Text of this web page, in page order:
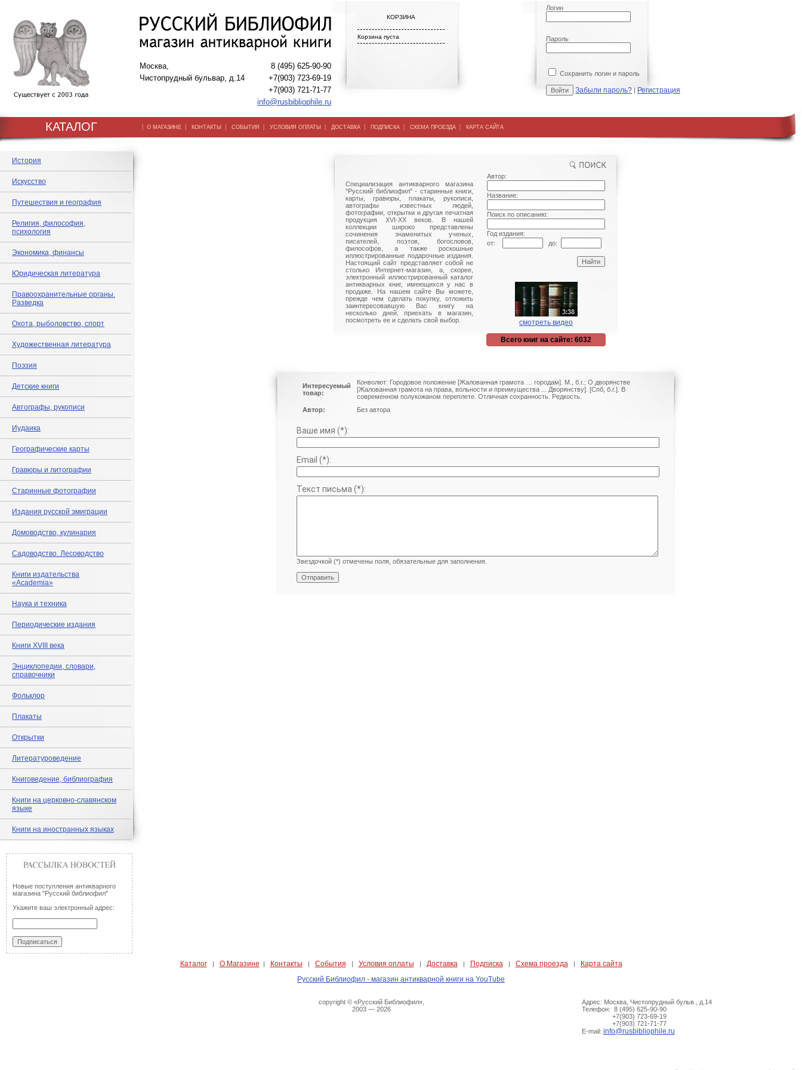
Москва,
Чистопрудный бульвар, д.14
8 (495) 625-90-90
+7(903) 723-69-19
+7(903) 721-71-77
info@rusbibliophile.ru
КОРЗИНА
Корзина пуста
Логин
Пароль
Сохранить логин и пароль
Забыли пароль? | Регистрация
КАТАЛОГ | О МАГАЗИНЕ | КОНТАКТЫ | СОБЫТИЯ | УСЛОВИЯ ОПЛАТЫ | ДОСТАВКА | ПОДПИСКА | СХЕМА ПРОЕЗДА | КАРТА САЙТА
История
Искусство
Путешествия и география
Религия, философия,
психология
Экономика, финансы
Юридическая литература
Правоохранительные органы.
Разведка
Охота, рыболовство, спорт
Художественная литература
Поэзия
Детские книги
Автографы, рукописи
Иудаика
Географические карты
Гравюры и литографии
Старинные фотографии
Издания русской эмиграции
Домоводство, кулинария
Садоводство. Лесоводство
Книги издательства
«Academia»
Наука и техника
Периодические издания
Книги XVIII века
Энциклопедии, словари,
справочники
Фольклор
Плакаты
Открытки
Литературоведение
Книговедение, библиография
Книги на церковно-славянском
языке
Книги на иностранных языках
Новые поступления антикварного
магазина "Русский библиофил"
Укажите ваш электронный адрес:
Специализация антикварного магазина
"Русский библиофил" - старинные книги,
карты, гравюры, плакаты, рукописи,
автографы известных людей,
фотографии, открытки и другая печатная
продукция XVI-XX веков. В нашей
коллекции широко представлены
сочинения знаменитых ученых,
писателей, поэтов, богословов,
философов, а также роскошные
иллюстрированные подарочные издания.
Настоящий сайт представляет собой не
столько Интернет-магазин, а, скорее,
электронный иллюстрированный каталог
антикварных книг, имеющихся у нас в
продаже. На нашем сайте Вы можете,
прежде чем сделать покупку, отложить
заинтересовавшую Вас книгу на
несколько дней, приехать в магазин,
посмотреть ее и сделать свой выбор.
Автор:
Название:
Поиск по описанию:
Год издания:
от:
до:
смотреть видео
Всего книг на сайте: 6032
Интересуемый
товар:
Конволют: Городовое положение [Жалованная грамота … городам]. М., б.г.; О дворянстве
[Жалованная грамота на права, вольности и преимущества ... Дворянству]. [Спб, б.г.]. В
современном полукожаном переплете. Отличная сохранность. Редкость.
Автор:
Без автора
Ваше имя (*):
Email (*):
Текст письма (*):
Звездочкой (*) отмечены поля, обязательные для заполнения.
Каталог| О Магазине | Контакты | События | Условия оплаты | Доставка | Подписка | Схема проезда |
Карта сайта
Русский Библиофил - магазин антикварной книги на YouTube
copyright © «Русский Библиофил»,
2003 — 2026
Адрес: Москва, Чистопрудный бульв., д.14
Телефон: 8 (495) 625-90-90
+7(903) 723-69-19
+7(903) 721-71-77
E-mail: info@rusbibliophile.ru